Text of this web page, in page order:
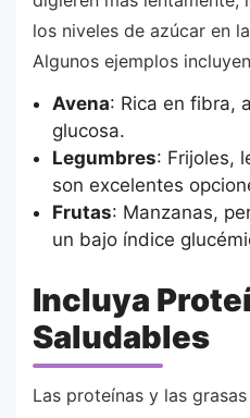
los niveles de azúcar en
Algunos ejemplos
Avena: Rica en fibra,
glucosa.
Legumbres: Frijoles,
son excelentes
Frutas: Manzanas,
un bajo índice
Incluya
Saludables
Las proteínas y las